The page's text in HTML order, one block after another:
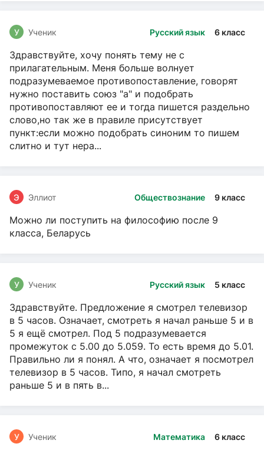
Русский язык 6 класс
У Ученик
Здравствуйте, хочу понять тему не с
прилагательным. Меня больше волнует
подразумеваемое противопоставление, говорят
нужно поставить союз "а" и подобрать
противопоставляют ее и тогда пишется раздельно
слово,но так же в правиле присутствует
пункт:если можно подобрать синоним то пишем
слитно и тут нера...
Обществознание 9 класс
Э Эллиот
Можно ли поступить на философию после 9
класса, Беларусь
Русский язык 5 класс
У Ученик
Здравствуйте. Предложение я смотрел телевизор
в 5 часов. Означает, смотреть я начал раньше 5 и в
5 я ещё смотрел. Под 5 подразумевается
промежуток с 5.00 до 5.059. То есть время до 5.01.
Правильно ли я понял. А что, означает я посмотрел
телевизор в 5 часов. Типо, я начал смотреть
раньше 5 и в пять в...
Математика 6 класс
У Ученик